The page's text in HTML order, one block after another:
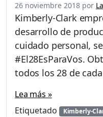
26 noviembre 2018 por
Kimberly-Clark
desarrollo de
cuidado personal,
#El28EsParaVos.
todos los 28 de
Lea más »
Etiquetado
Kimberly-